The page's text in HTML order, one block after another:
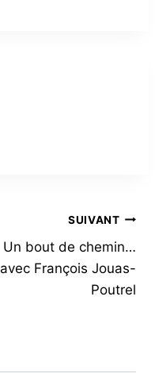
SUIVANT
Un bout de chemin…
avec François Jouas-
Poutrel